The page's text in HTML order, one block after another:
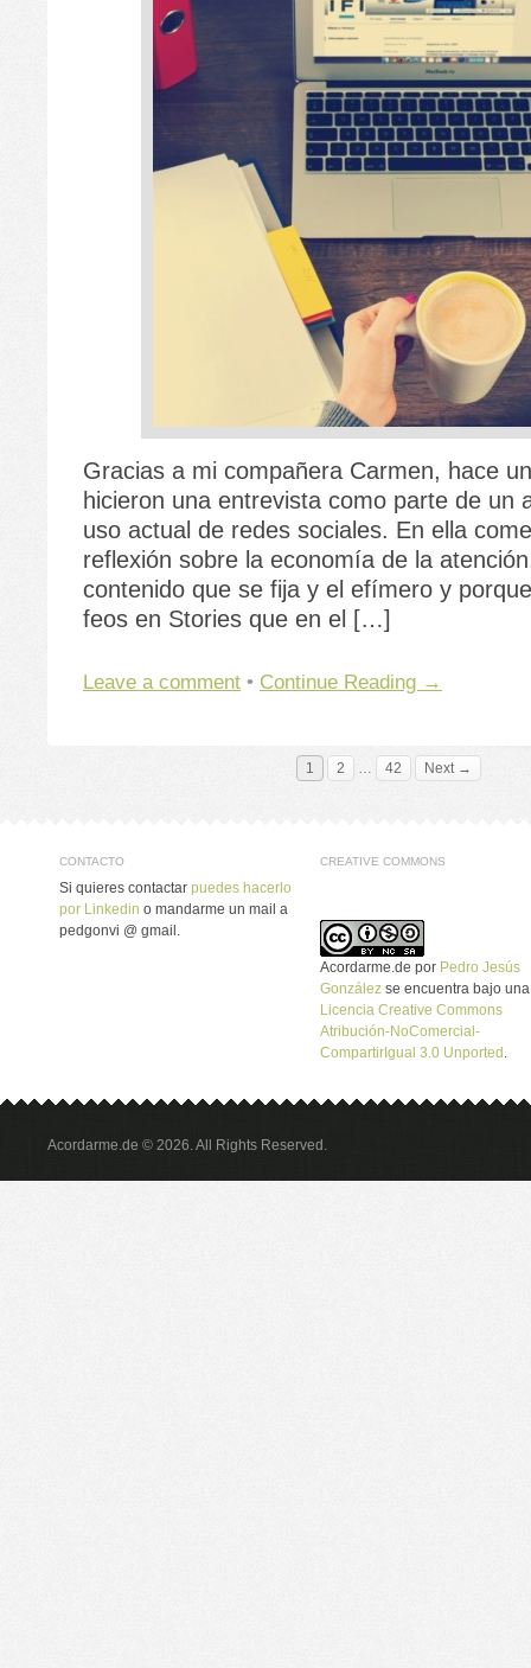
Gracias a mi compañera Carmen, hace
hicieron una entrevista como parte de un
uso actual de redes sociales. En ella
reflexión sobre la economía de la
contenido que se fija y el efímero y
feos en Stories que en el […]
Leave a comment • Continue Reading →
1 2 42 Next →
CONTACTO
Si quieres contactar puedes hacerlo
por Linkedin o mandarme un mail a
pedgonvi @ gmail.
CREATIVE COMMONS
Acordarme.de por Pedro Jesús
González se encuentra bajo una
Licencia Creative Commons
Atribución-NoComercial-
CompartirIgual 3.0 Unported
Acordarme.de © 2026. All Rights Reserved.